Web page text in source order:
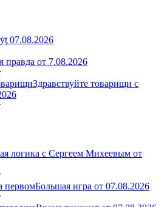
07.08.2026
правда от 7.08.2026
Здравствуйте товарищи с
логика с Сергеем Михеевым от
Большая игра от 07.08.2026